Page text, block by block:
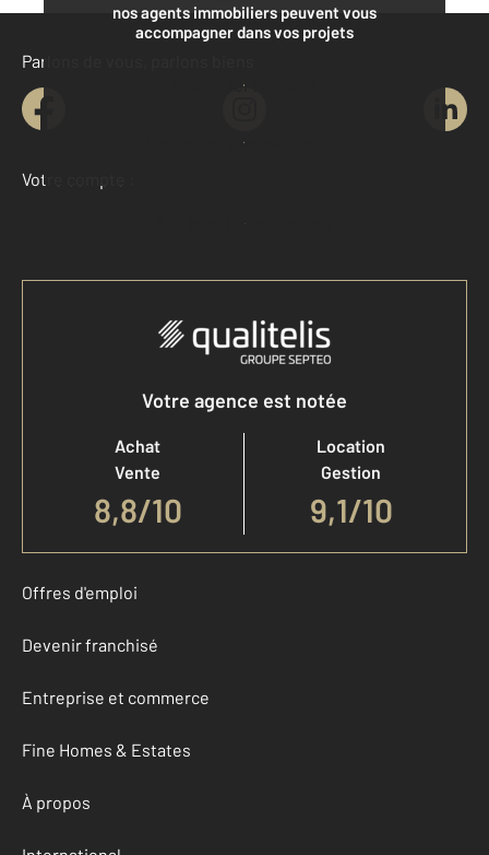
nos agents immobiliers peuvent vous
accompagner dans vos projets
Contacter l'agence
Demander une estimation
Parlons de vous, parlons biens
Votre compte :
Accéder à mon compte
Votre agence est notée
Achat
Vente
8,8/10
Location
Gestion
9,1/10
Offres d'emploi
Devenir franchisé
Entreprise et commerce
Fine Homes & Estates
À propos